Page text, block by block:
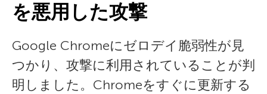
を悪用した攻撃
Google Chromeにゼロデイ脆弱性が見
つかり、攻撃に利用されていることが判
明しました。Chromeをすぐに更新する